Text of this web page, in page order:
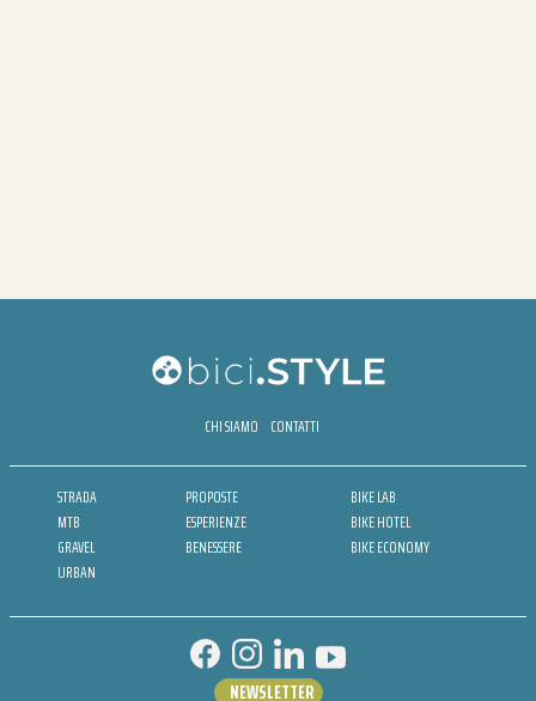
CHI SIAMO CONTATTI
STRADA
MTB
GRAVEL
URBAN
PROPOSTE
ESPERIENZE
BENESSERE
BIKE LAB
BIKE HOTEL
BIKE ECONOMY
NEWSLETTER